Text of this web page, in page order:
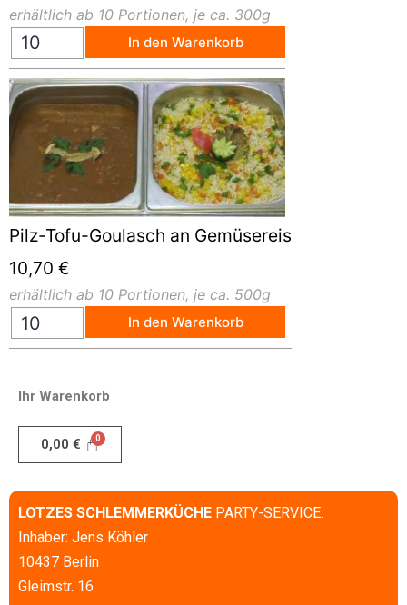
erhältlich ab 10 Portionen, je ca. 300g
In den Warenkorb
Pilz-Tofu-Goulasch an Gemüsereis
10,70 €
erhältlich ab 10 Portionen, je ca. 500g
In den Warenkorb
Ihr Warenkorb
0,00 €
LOTZES SCHLEMMERKÜCHE PARTY-SERVICE.
Inhaber: Jens Köhler
10437 Berlin
Gleimstr. 16